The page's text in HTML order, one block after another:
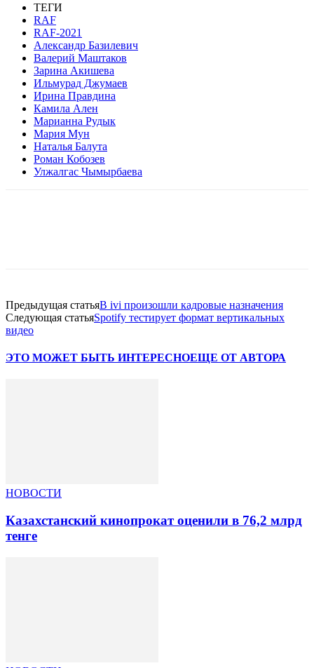
ТЕГИ
RAF
RAF-2021
Александр Базилевич
Валерий Маштаков
Зарина Акишева
Ильмурад Джумаев
Ирина Правдина
Камила Ален
Марианна Рудык
Мария Мун
Наталья Балута
Роман Кобозев
Улжалгас Чымырбаева
Предыдущая статьяВ ivi произошли кадровые назначения
Следующая статьяSpotify тестирует формат вертикальных
видео
ЭТО МОЖЕТ БЫТЬ ИНТЕРЕСНОЕЩЕ ОТ АВТОРА
НОВОСТИ
Казахстанский кинопрокат оценили в 76,2 млрд
тенге